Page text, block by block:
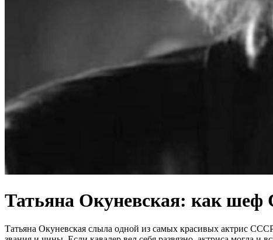
Татьяна Окуневская: как
Татьяна Окуневская слыла одной из самых красивых актрис